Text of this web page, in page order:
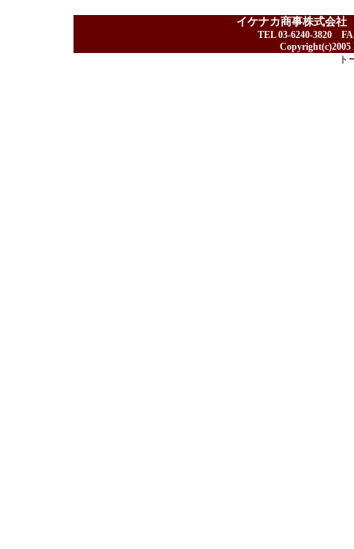
イケナカ商事株式会社
TEL 03-6240-3820
Copyright(c)2005
ト